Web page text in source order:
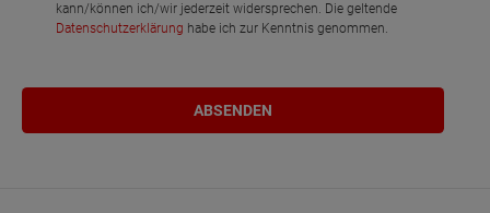
kann/können ich/wir jederzeit widersprechen. Die geltende
Datenschutzerklärung habe ich zur Kenntnis genommen.